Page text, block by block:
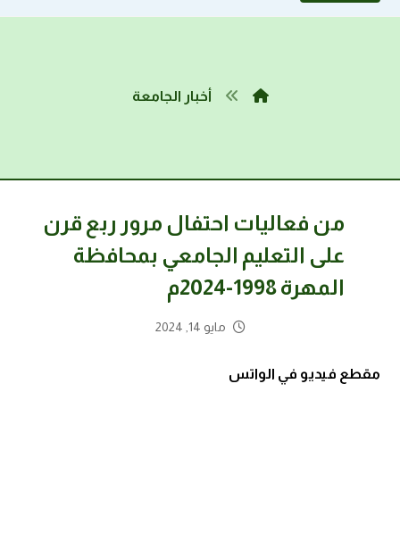
أخبار الجامعة
من فعاليات احتفال مرور ربع قرن
على التعليم الجامعي بمحافظة
المهرة 1998-2024م
مايو 14, 2024
مقطع فيديو في الواتس